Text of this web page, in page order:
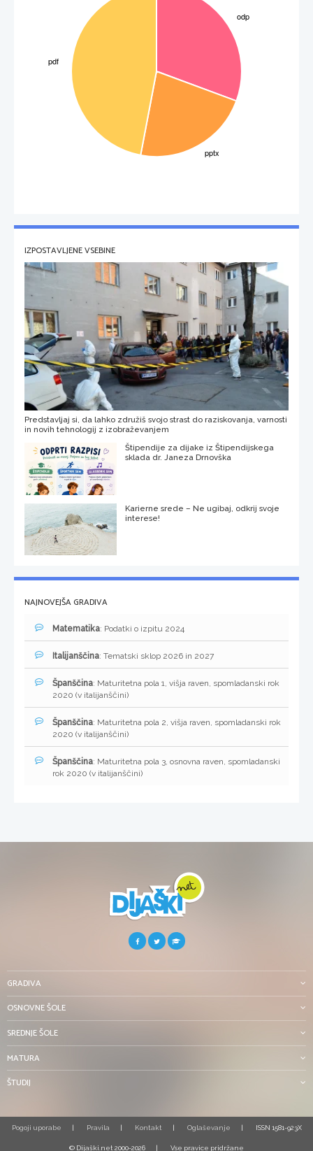
IZPOSTAVLJENE VSEBINE
Predstavljaj si, da lahko združiš svojo strast do raziskovanja, varnosti
in novih tehnologij z izobraževanjem
Štipendije za dijake iz Štipendijskega
sklada dr. Janeza Drnovška
Karierne srede – Ne ugibaj, odkrij svoje
interese!
NAJNOVEJŠA GRADIVA
Matematika: Podatki o izpitu 2024
Italijanščina: Tematski sklop 2026 in 2027
Španščina: Maturitetna pola 1, višja raven, spomladanski rok
2020 (v italijanščini)
Španščina: Maturitetna pola 2, višja raven, spomladanski rok
2020 (v italijanščini)
Španščina: Maturitetna pola 3, osnovna raven, spomladanski
rok 2020 (v italijanščini)
GRADIVA
OSNOVNE ŠOLE
SREDNJE ŠOLE
MATURA
ŠTUDIJ
Pogoji uporabe Pravila Kontakt Oglaševanje ISSN 1581-923X
© Dijaški.net 2000-2026 Vse pravice pridržane